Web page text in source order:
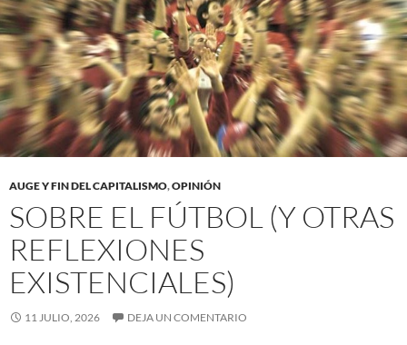
AUGE Y FIN DEL CAPITALISMO,OPINIÓN
SOBRE EL FÚTBOL (Y OTRAS
REFLEXIONES
EXISTENCIALES)
11 JULIO, 2026 DEJA UN COMENTARIO